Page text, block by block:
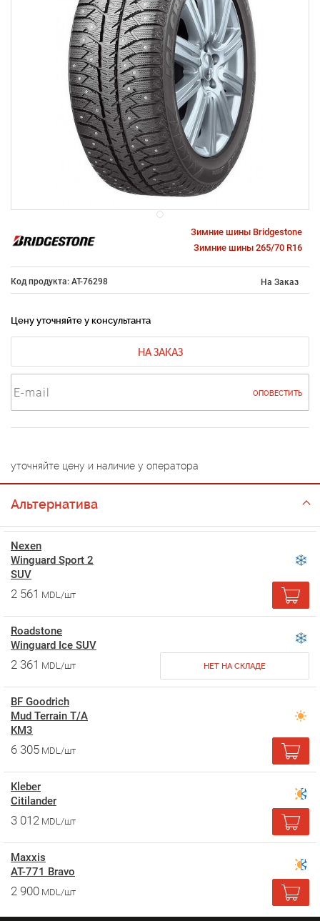
Зимние шины Bridgestone
Зимние шины 265/70 R16
Код продукта: AT-76298 На Заказ
Цену уточняйте у консультанта
НА ЗАКАЗ
ОПОВЕСТИТЬ
уточняйте цену и наличие у оператора
Альтернатива
Nexen
Winguard Sport 2
SUV
2 561 MDL/шт
Roadstone
Winguard Ice SUV
2 361 MDL/шт НЕТ НА СКЛАДЕ
BF Goodrich
Mud Terrain T/A
KM3
6 305 MDL/шт
Kleber
Citilander
3 012 MDL/шт
Maxxis
AT-771 Bravo
2 900 MDL/шт